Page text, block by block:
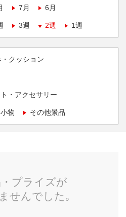
7月 6月
3週 2週 1週
クッション
・アクセサリー
物 その他景品